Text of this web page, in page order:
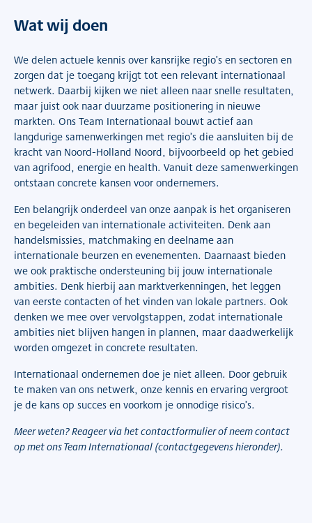
Wat wij doen
We delen actuele kennis over kansrijke regio’s en sectoren en
zorgen dat je toegang krijgt tot een relevant internationaal
netwerk. Daarbij kijken we niet alleen naar snelle resultaten,
maar juist ook naar duurzame positionering in nieuwe
markten. Ons Team Internationaal bouwt actief aan
langdurige samenwerkingen met regio’s die aansluiten bij de
kracht van Noord-Holland Noord, bijvoorbeeld op het gebied
van agrifood, energie en health. Vanuit deze samenwerkingen
ontstaan concrete kansen voor ondernemers.
Een belangrijk onderdeel van onze aanpak is het organiseren
en begeleiden van internationale activiteiten. Denk aan
handelsmissies, matchmaking en deelname aan
internationale beurzen en evenementen. Daarnaast bieden
we ook praktische ondersteuning bij jouw internationale
ambities. Denk hierbij aan marktverkenningen, het leggen
van eerste contacten of het vinden van lokale partners. Ook
denken we mee over vervolgstappen, zodat internationale
ambities niet blijven hangen in plannen, maar daadwerkelijk
worden omgezet in concrete resultaten.
Internationaal ondernemen doe je niet alleen. Door gebruik
te maken van ons netwerk, onze kennis en ervaring vergroot
je de kans op succes en voorkom je onnodige risico’s.
Meer weten? Reageer via het contactformulier of neem contact
op met ons Team Internationaal (contactgegevens hieronder).